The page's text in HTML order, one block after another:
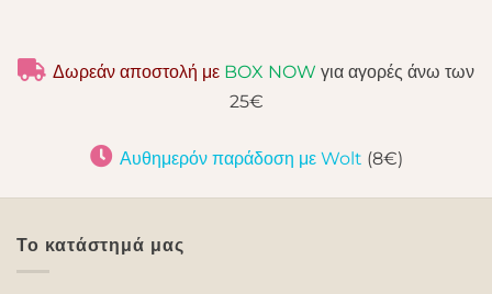
Δωρεάν αποστολή με BOX NOW για αγορές άνω των
25€
Αυθημερόν παράδοση με Wolt (8€)
Το κατάστημά μας